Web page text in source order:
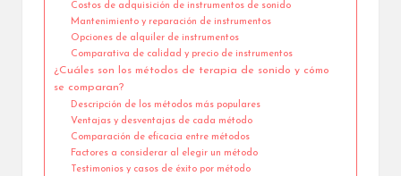
Costos de adquisición de instrumentos de sonido
Mantenimiento y reparación de instrumentos
Opciones de alquiler de instrumentos
Comparativa de calidad y precio de instrumentos
¿Cuáles son los métodos de terapia de sonido y cómo
se comparan?
Descripción de los métodos más populares
Ventajas y desventajas de cada método
Comparación de eficacia entre métodos
Factores a considerar al elegir un método
Testimonios y casos de éxito por método